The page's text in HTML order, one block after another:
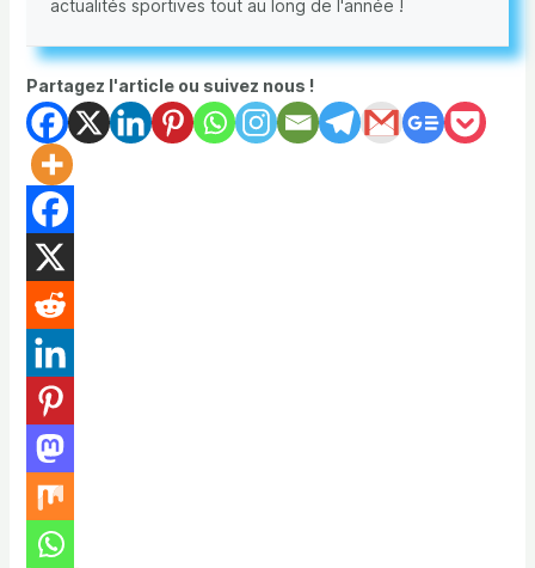
actualités sportives tout au long de l'année !
Partagez l'article ou suivez nous !